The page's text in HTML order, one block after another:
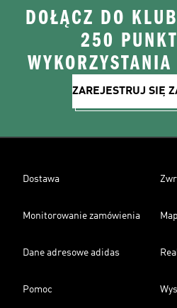
DOŁĄCZ DO
250
ZAREJESTRUJ SIĘ
Dostawa
Monitorowanie zamówienia
Dane adresowe adidas
Pomoc